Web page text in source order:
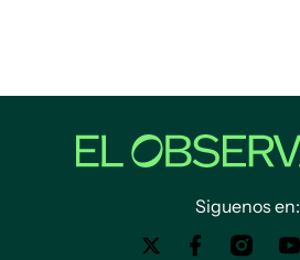
Siguenos en: